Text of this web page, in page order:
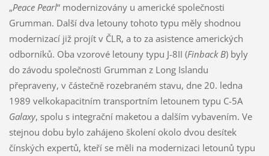
„Peace Pearl“ modernizovány u americké společnosti
Grumman. Další dva letouny tohoto typu měly shodnou
modernizací již projít v ČLR, a to za asistence amerických
odborníků. Oba vzorové letouny typu J-8II (Finback B) byly
do závodu společnosti Grumman z Long Islandu
přepraveny, v částečně rozebraném stavu, dne 20. ledna
1989 velkokapacitním transportním letounem typu C-5A
Galaxy, spolu s integrační maketou a dalším vybavením. Ve
stejnou dobu bylo zahájeno školení okolo dvou desítek
čínských expertů, kteří se měli na modernizaci letounů typu